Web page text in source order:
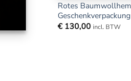
Rotes
Geschenkverpackung
€ 130,00 incl. BTW